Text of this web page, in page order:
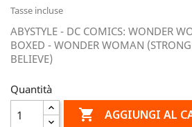
Tasse incluse
ABYSTYLE - DC COMICS: WONDER
BOXED - WONDER WOMAN
BELIEVE)
Quantità
 AGGIUNGI AL